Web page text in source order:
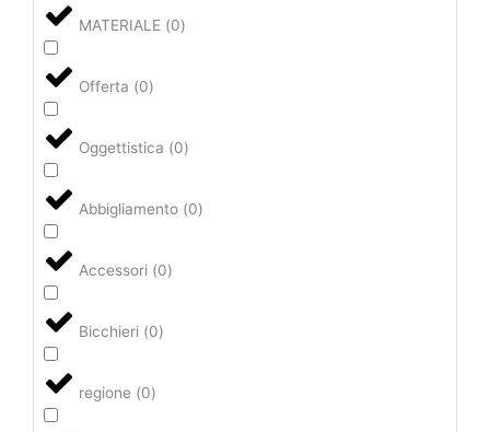
MATERIALE (0)
Offerta (0)
Oggettistica (0)
Abbigliamento (0)
Accessori (0)
Bicchieri (0)
regione (0)